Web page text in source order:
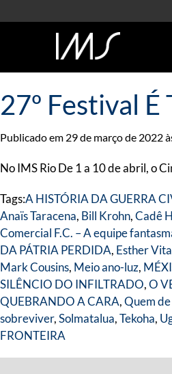
27º Festival
Publicado em 29 de março de 2022
No IMS Rio De 1 a 10 de abril, o
Tags:A HISTÓRIA DA GUERRA
Anaïs Taracena, Bill Krohn,Cadê
Comercial F.C. – A equipe
DA PÁTRIA PERDIDA, Esther
Mark Cousins, Meio ano-luz,
SILÊNCIO DO INFILTRADO,O
QUEBRANDO A CARA,Quem
sobreviver,Solmatalua,Tekoha,
FRONTEIRA